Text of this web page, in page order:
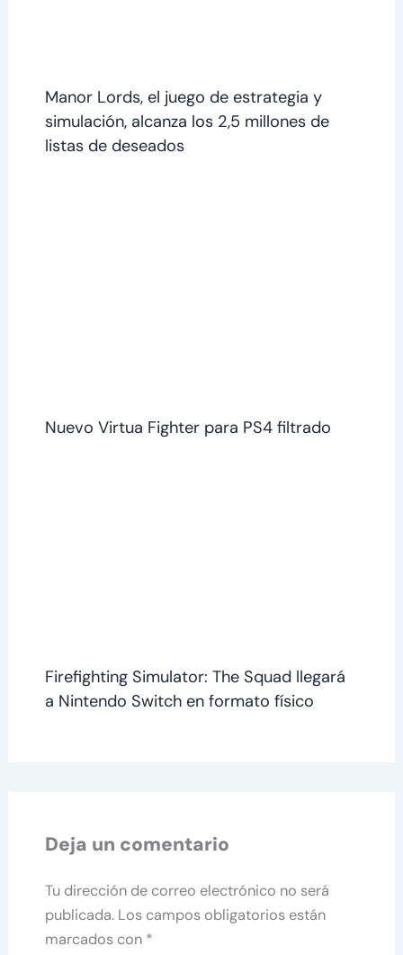
Manor Lords, el juego de estrategia y
simulación, alcanza los 2,5 millones de
listas de deseados
Nuevo Virtua Fighter para PS4 filtrado
Firefighting Simulator: The Squad llegará
a Nintendo Switch en formato físico
Deja un comentario
Tu dirección de correo electrónico no será
publicada. Los campos obligatorios están
marcados con *